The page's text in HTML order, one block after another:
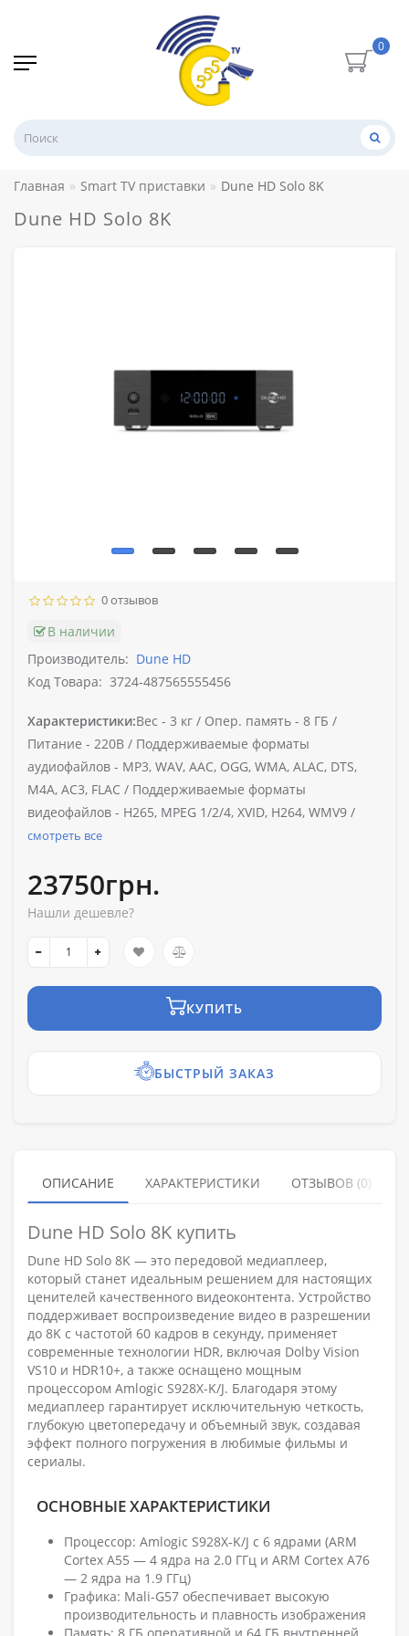
0
Главная Smart TV приставки Dune HD Solo 8K
Dune HD Solo 8K
0 отзывов
В наличии
Производитель: Dune HD
Код Товара: 3724-487565555456
Характеристики:Вес - 3 кг / Опер. память - 8 ГБ /
Питание - 220В / Поддерживаемые форматы
аудиофайлов - MP3, WAV, AAC, OGG, WMA, ALAC, DTS,
M4A, AC3, FLAC / Поддерживаемые форматы
видеофайлов - H265, MPEG 1/2/4, XVID, H264, WMV9 /
смотреть все
23750грн.
Нашли дешевле?
КУПИТЬ
БЫСТРЫЙ ЗАКАЗ
ОПИСАНИЕ ХАРАКТЕРИСТИКИ ОТЗЫВОВ (0)
Dune HD Solo 8K купить
Dune HD Solo 8K — это передовой медиаплеер,
который станет идеальным решением для настоящих
ценителей качественного видеоконтента. Устройство
поддерживает воспроизведение видео в разрешении
до 8K с частотой 60 кадров в секунду, применяет
современные технологии HDR, включая Dolby Vision
VS10 и HDR10+, а также оснащено мощным
процессором Amlogic S928X-K/J. Благодаря этому
медиаплеер гарантирует исключительную четкость,
глубокую цветопередачу и объемный звук, создавая
эффект полного погружения в любимые фильмы и
сериалы.
ОСНОВНЫЕ ХАРАКТЕРИСТИКИ
Процессор: Amlogic S928X-K/J с 6 ядрами (ARM
Cortex A55 — 4 ядра на 2.0 ГГц и ARM Cortex A76
— 2 ядра на 1.9 ГГц)
Графика: Mali-G57 обеспечивает высокую
производительность и плавность изображения